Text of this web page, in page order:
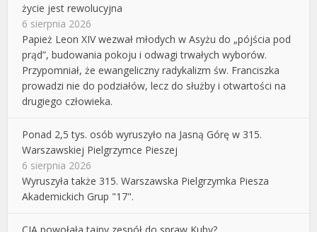
życie jest rewolucyjna
6 sierpnia 2026
Papież Leon XIV wezwał młodych w Asyżu do „pójścia pod
prąd”, budowania pokoju i odwagi trwałych wyborów.
Przypomniał, że ewangeliczny radykalizm św. Franciszka
prowadzi nie do podziałów, lecz do służby i otwartości na
drugiego człowieka.
Ponad 2,5 tys. osób wyruszyło na Jasną Górę w 315.
Warszawskiej Pielgrzymce Pieszej
6 sierpnia 2026
Wyruszyła także 315. Warszawska Pielgrzymka Piesza
Akademickich Grup "17".